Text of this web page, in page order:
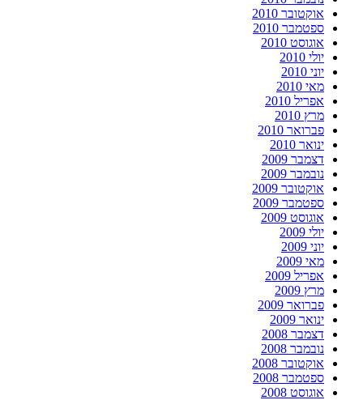
אוקטובר 2010
ספטמבר 2010
אוגוסט 2010
יולי 2010
יוני 2010
מאי 2010
אפריל 2010
מרץ 2010
פברואר 2010
ינואר 2010
דצמבר 2009
נובמבר 2009
אוקטובר 2009
ספטמבר 2009
אוגוסט 2009
יולי 2009
יוני 2009
מאי 2009
אפריל 2009
מרץ 2009
פברואר 2009
ינואר 2009
דצמבר 2008
נובמבר 2008
אוקטובר 2008
ספטמבר 2008
אוגוסט 2008